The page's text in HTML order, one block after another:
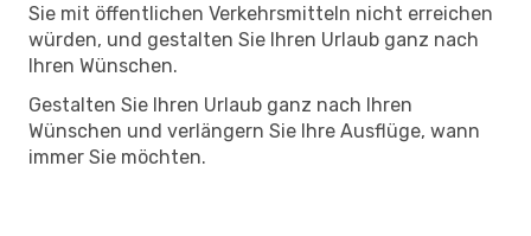
Sie mit öffentlichen Verkehrsmitteln nicht erreichen
würden, und gestalten Sie Ihren Urlaub ganz nach
Ihren Wünschen.
Gestalten Sie Ihren Urlaub ganz nach Ihren
Wünschen und verlängern Sie Ihre Ausflüge, wann
immer Sie möchten.